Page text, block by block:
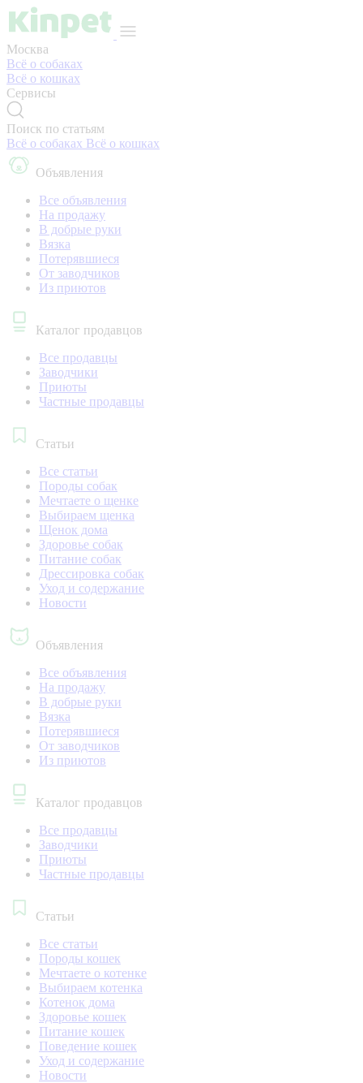
Москва
Всё о собаках
Всё о кошках
Сервисы
Поиск по статьям
Всё о собаках Всё о кошках
Объявления
Все объявления
На продажу
В добрые руки
Вязка
Потерявшиеся
От заводчиков
Из приютов
Каталог продавцов
Все продавцы
Заводчики
Приюты
Частные продавцы
Статьи
Все статьи
Породы собак
Мечтаете о щенке
Выбираем щенка
Щенок дома
Здоровье собак
Питание собак
Дрессировка собак
Уход и содержание
Новости
Объявления
Все объявления
На продажу
В добрые руки
Вязка
Потерявшиеся
От заводчиков
Из приютов
Каталог продавцов
Все продавцы
Заводчики
Приюты
Частные продавцы
Статьи
Все статьи
Породы кошек
Мечтаете о котенке
Выбираем котенка
Котенок дома
Здоровье кошек
Питание кошек
Поведение кошек
Уход и содержание
Новости